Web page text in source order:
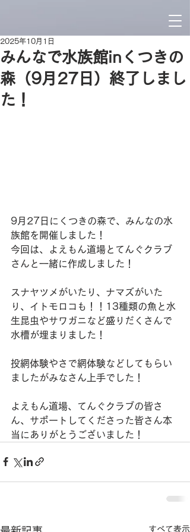
みんなで水族館inくつきの
森（9月27日）終了しまし
た！
2025年10月1日
9月27日にくつきの森で、みんなの水
族館を開催しました！
今回は、よえもん道場とてんぐクラブ
さんと一緒に作成しました！
スナヤツメがいたり、ナマズがいた
り、イトモロコも！！13種類の魚と水
生昆虫やサワガニなど盛りだくさんで
水槽が埋まりました！
投網体験やさで網体験などしてもらい
ましたがみなさん上手でした！
よえもん道場、てんぐクラブの皆さ
ん、サポートしてくださった皆さん本
当にありがとうございました！
すべて表示